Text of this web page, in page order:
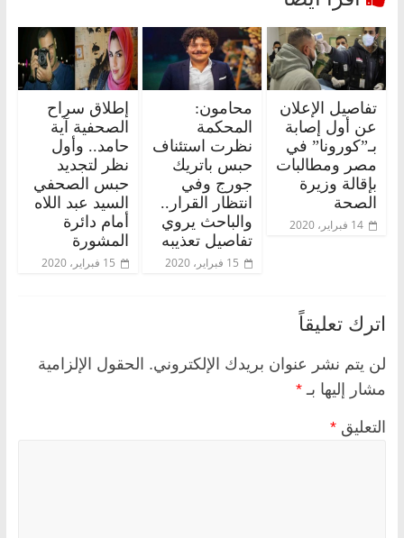
تفاصيل الإعلان
عن أول إصابة
بـ”كورونا” في
مصر ومطالبات
بإقالة وزيرة
الصحة
14 فبراير، 2020
محامون:
المحكمة
نظرت استئناف
حبس باتريك
جورج وفي
انتظار القرار..
والباحث يروي
تفاصيل تعذيبه
15 فبراير، 2020
إطلاق سراح
الصحفية آية
حامد.. وأول
نظر لتجديد
حبس الصحفي
السيد عبد اللاه
أمام دائرة
المشورة
15 فبراير، 2020
اترك تعليقاً
لن يتم نشر عنوان بريدك الإلكتروني. الحقول الإلزامية
مشار إليها بـ *
التعليق *